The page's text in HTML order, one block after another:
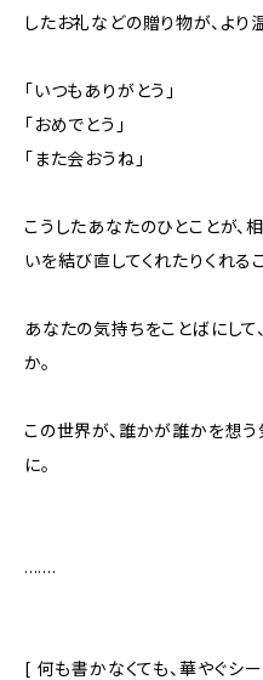
したお礼などの贈り物が、より
「いつもありがとう」
「おめでとう」
「また会おうね」
こうしたあなたのひとことが、
いを結び直してくれたりくれる
あなたの気持ちをことばにして
か。
この世界が、誰かが誰かを想う
に。
.......
[ 何も書かなくても、華やぐシ